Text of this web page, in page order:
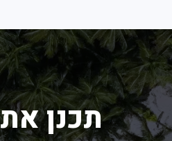
תכנן